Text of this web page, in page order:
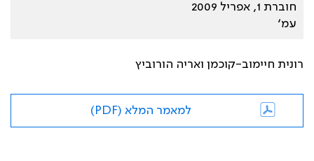
חוברת 1, אפריל 2009
עמ׳
רונית חיימוב-קוכמן ואריה הורוביץ
למאמר המלא (PDF)